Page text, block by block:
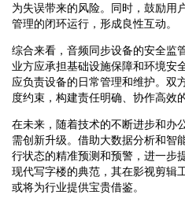
为失误带来的风险。同时，鼓励用
管理的闭环运行，形成良性互动。
综合来看，音频同步设备的安全监
业方应承担基础设施保障和环境安
应负责设备的日常管理和维护。双
度约束，构建责任明确、协作高效
在未来，随着技术的不断进步和办
需创新升级。借助大数据分析和智
行状态的精准预测和预警，进一步
现代写字楼的典范，其在影视剪辑
或将为行业提供宝贵借鉴。